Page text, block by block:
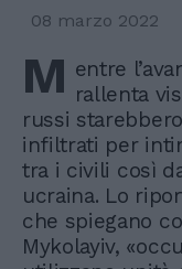
08 marzo 2022
M entre
rallenta
russi
infiltrati per
tra i civili così
ucraina. Lo
che spiegano
Mykolayiv,